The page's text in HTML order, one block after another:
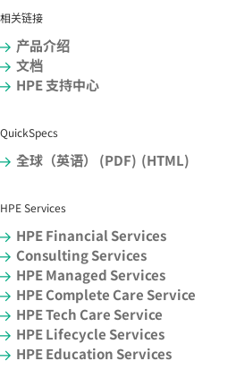
相关链接
产品介绍
文档
HPE 支持中心
QuickSpecs
全球（英语） (PDF) (HTML)
HPE Services
HPE Financial Services
Consulting Services
HPE Managed Services
HPE Complete Care Service
HPE Tech Care Service
HPE Lifecycle Services
HPE Education Services